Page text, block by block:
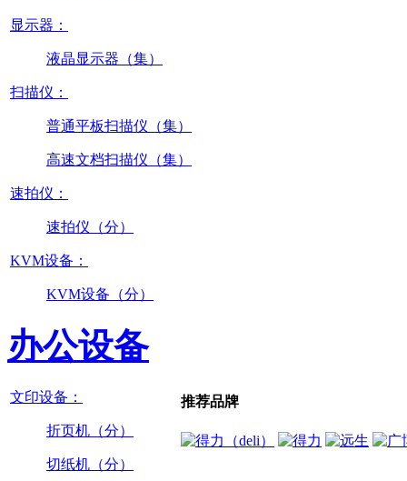
显示器：
液晶显示器（集）
扫描仪：
普通平板扫描仪（集）
高速文档扫描仪（集）
速拍仪：
速拍仪（分）
KVM设备：
KVM设备（分）
办公设备
文印设备：
折页机（分）
切纸机（分）
推荐品牌